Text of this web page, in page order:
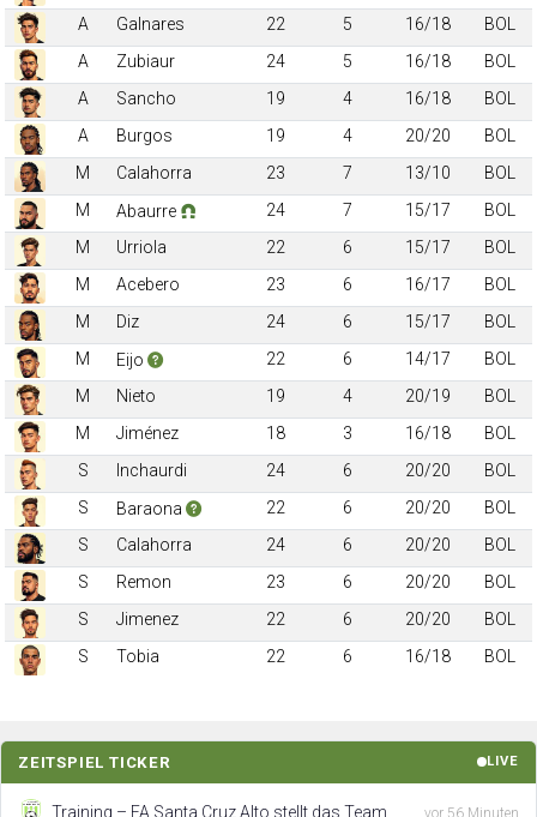
A
Galnares 22 5 16/18
BOL
A
Zubiaur 24 5 16/18
BOL
A
Sancho 19 4 16/18
BOL
A
Burgos 19 4 20/20
BOL
M
Calahorra 23 7 13/10
BOL
M
Abaurre 24 7 15/17
BOL
M
Urriola 22 6 15/17
BOL
M
Acebero 23 6 16/17
BOL
M
Diz 24 6 15/17
BOL
M
Eijo 22 6 14/17
BOL
M
Nieto 19 4 20/19
BOL
M
Jiménez 18 3 16/18
BOL
S
Inchaurdi 24 6 20/20
BOL
S
Baraona 22 6 20/20
BOL
S
Calahorra 24 6 20/20
BOL
S
Remon 23 6 20/20
BOL
S
Jimenez 22 6 20/20
BOL
S
Tobia 22 6 16/18 BOL
ZEITSPIEL TICKER LIVE
Training – FA Santa Cruz Alto stellt das Team
vor 56 Minuten